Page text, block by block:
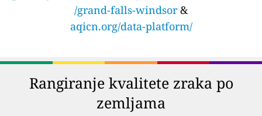
/grand-falls-windsor&
aqicn.org/data-platform/
Rangiranje kvalitete zraka po
zemljama